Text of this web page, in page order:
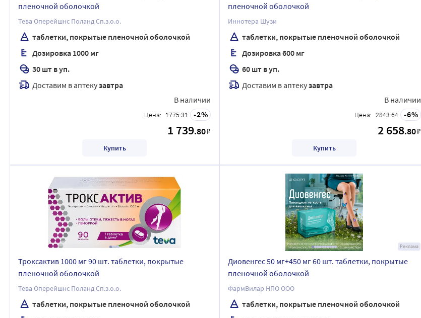
пленочной оболочкой
Тева Оперейшнс Поланд Сп.з.о.о.
таблетки, покрытые пленочной оболочкой
Дозировка 1000 мг
30 шт в уп.
Доставим в аптекузавтра
В наличии
Цена: 1775.31 2
1 739.80₽
Купить
пленочной оболочкой
Иннотера Шузи
таблетки, покрытые пленочной оболочкой
Дозировка 600 мг
60 шт в уп.
Доставим в аптекузавтра
В наличии
Цена: 2843.64 6
2 658.80₽
Купить
Троксактив 1000 мг 90 шт. таблетки, покрытые
пленочной оболочкой
Тева Оперейшнс Поланд Сп.з.о.о.
таблетки, покрытые пленочной оболочкой
Реклама
Диовенгес 50 мг+450 мг 60 шт. таблетки, покрытые
пленочной оболочкой
ФармВилар НПО ООО
таблетки, покрытые пленочной оболочкой